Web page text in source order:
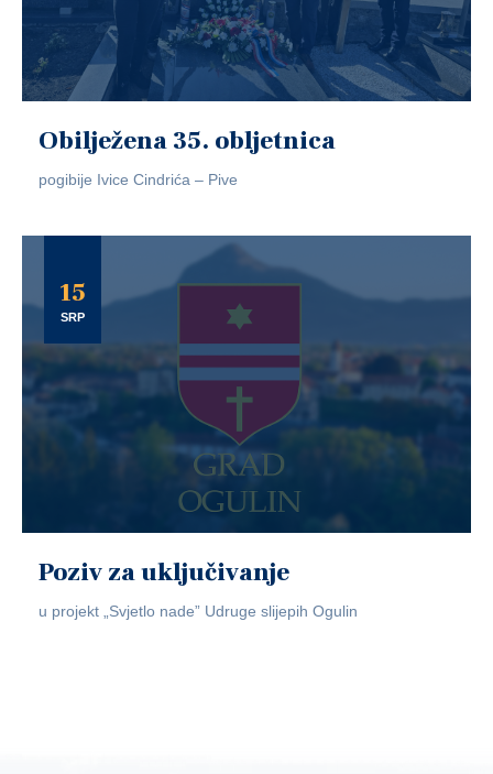
Obilježena 35. obljetnica
pogibije Ivice Cindrića – Pive
15
SRP
Poziv za uključivanje
u projekt „Svjetlo nade” Udruge slijepih Ogulin